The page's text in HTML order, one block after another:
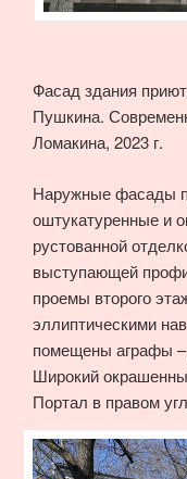
Фасад здания
Пушкина.
Ломакина, 2023 г.
Наружные фасады
оштукатуренные и
рустованной
выступающей
проемы второго
эллиптическими
помещены аграфы –
Широкий
Портал в правом